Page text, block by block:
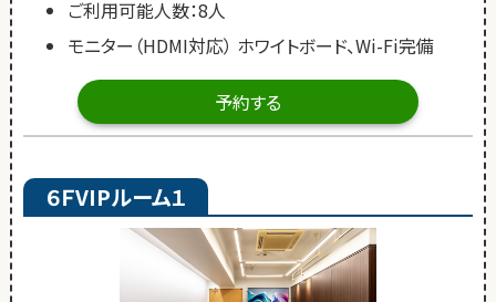
ご利用可能人数：8人
モニター（HDMI対応） ホワイトボード、Wi-Fi完備
予約する
６ＦVIPルーム１